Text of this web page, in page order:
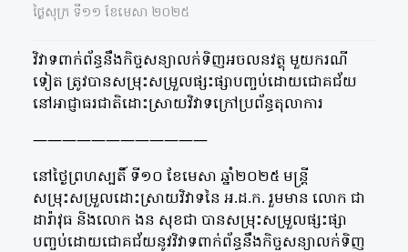
ថ្ងៃសុក្រ ទី១១ ខែមេសា ២០២៥
វិវាទពាក់ព័ន្ធនឹងកិច្ចសន្យាលក់ទិញអចលនវត្ថុ មួយករណី
ទៀត ត្រូវបានសម្រុះសម្រួលផ្សះផ្សាបញ្ចប់ដោយជោគជ័យ
នៅអាជ្ញាធរជាតិដោះស្រាយវិវាទក្រៅប្រព័ន្ធតុលាការ
————————————
នៅថ្ងៃព្រហស្បតិ៍ ទី១០ ខែមេសា ឆ្នាំ២០២៥ មន្ត្រី
សម្រុះសម្រួលដោះស្រាយវិវាទនៃ អ.ដ.ក. រួមមាន លោក ជា
ដារ៉ាវុធ និងលោក ងន សុខជា បានសម្រុះសម្រួលផ្សះផ្សា
បញ្ចប់ដោយជោគជ័យនូវវិវាទពាក់ព័ន្ធនឹងកិច្ចសន្យាលក់ទិញ